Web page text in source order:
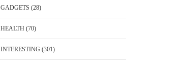
GADGETS (28)
HEALTH (70)
INTERESTING (301)